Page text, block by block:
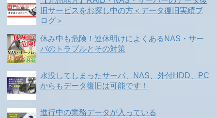
旧サービスをお探し中の方＜データ復旧実績ブ
ログ＞
休み中も危険！連休明けによくあるNAS・サー
バのトラブルとその対策
水没してしまったサーバ、NAS、外付HDD、PC
からもデータ復旧は可能です！
進行中の業務データが入っている